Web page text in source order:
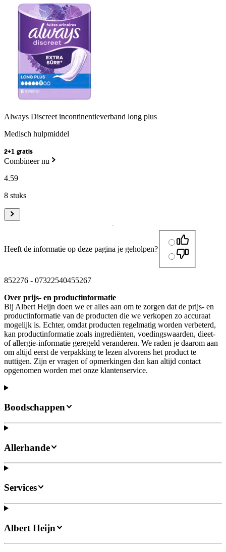
Always Discreet incontinentieverband long plus
Medisch hulpmiddel
2+1 gratis
Combineer nu
4.59
8 stuks
Heeft de informatie op deze pagina je geholpen?
852276 - 07322540455267
Over prijs- en productinformatie
Bij Albert Heijn doen we er alles aan om te zorgen dat de prijs- en
productinformatie van de producten die we verkopen zo accuraat
mogelijk is. Echter, omdat producten regelmatig worden verbeterd,
kan productinformatie zoals ingrediënten, voedingswaarden, dieet-
of allergie-informatie geregeld veranderen. We raden je daarom aan
om altijd eerst de verpakking te lezen alvorens het product te
nuttigen. Zijn er vragen of opmerkingen dan kan altijd contact
opgenomen worden met onze klantenservice.
Boodschappen
Allerhande
Services
Albert Heijn